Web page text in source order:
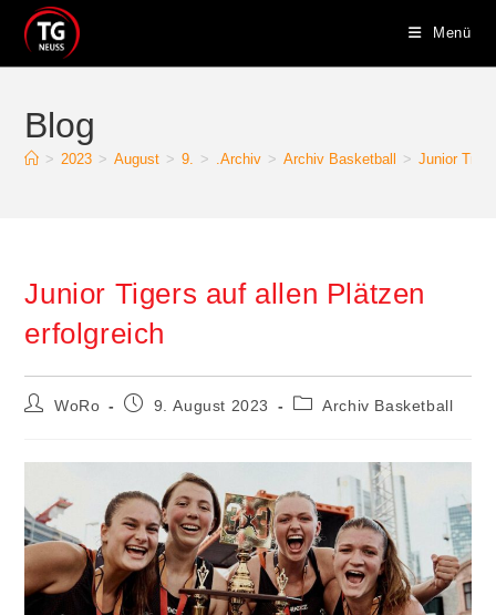
Inhalt
springen
Menü
Blog
> 2023 > August > 9. > .Archiv > Archiv Basketball > Junior
Junior Tigers auf allen Plätzen
erfolgreich
Beitrags-
WoRo
Beitrag9. August 2023
Beitrags-
Archiv Basketball